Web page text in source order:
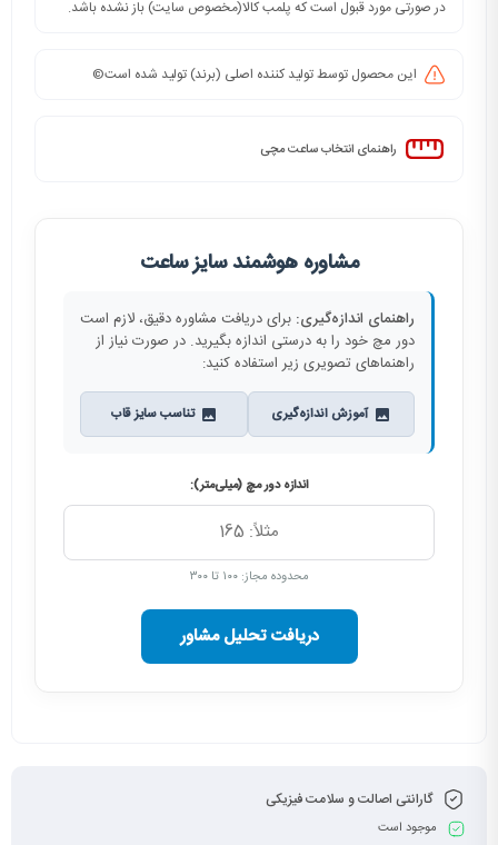
در صورتی مورد قبول است که پلمب کالا(مخصوص سایت) باز نشده باشد.
این محصول توسط تولید کننده اصلی (برند) تولید شده است©️
راهنمای انتخاب ساعت مچی
مشاوره هوشمند سایز ساعت
راهنمای اندازه‌گیری: برای دریافت مشاوره دقیق، لازم است
دور مچ خود را به درستی اندازه بگیرید. در صورت نیاز از
راهنماهای تصویری زیر استفاده کنید:
آموزش اندازه‌گیری تناسب سایز قاب
اندازه دور مچ (میلی‌متر):
محدوده مجاز: ۱۰۰ تا ۳۰۰
دریافت تحلیل مشاور
گارانتی اصالت و سلامت فیزیکی
موجود است